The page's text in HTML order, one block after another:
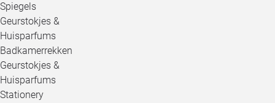
Spiegels
Geurstokjes &
Huisparfums
Badkamerrekken
Geurstokjes &
Huisparfums
Stationery